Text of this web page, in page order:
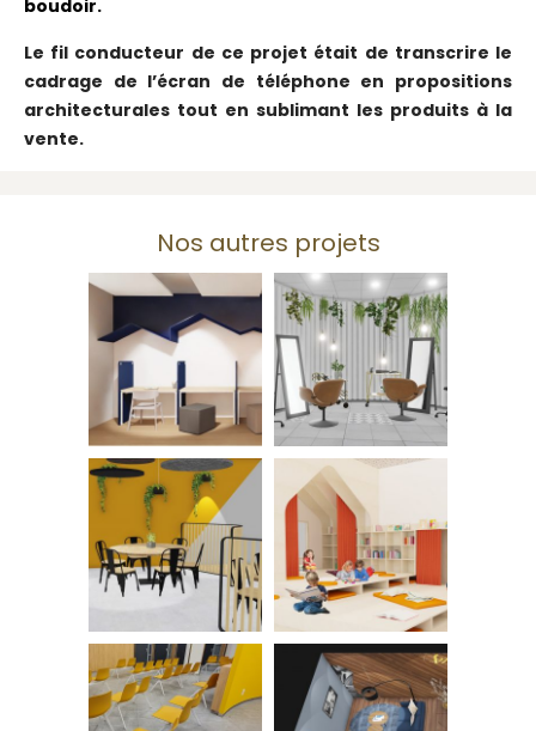
boudoir.
Le fil conducteur de ce projet était de transcrire le
cadrage de l’écran de téléphone en propositions
architecturales tout en sublimant les produits à la
vente.
Nos autres projets